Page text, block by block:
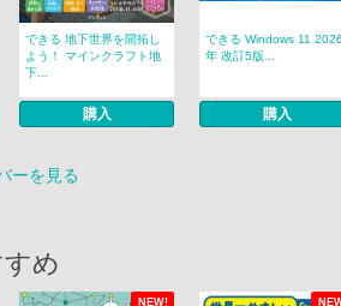
できる 地下世界を開拓し
よう！ マインクラフト地
下...
購入
できる Windows 11 2026
年 改訂5版...
購入
ーを見る
め
NEW!